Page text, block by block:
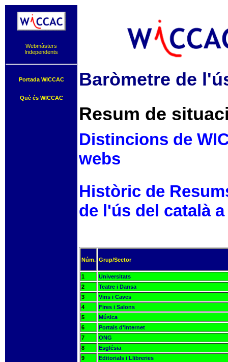
Webmàsters
Independents
Portada WICCAC
Què és WICCAC
Baròmetre de
Resum de
Distincions de
webs
Històric de
de l'ús del català
Núm. Grup/Sector
1
Universitats
2
Teatre i Dansa
3
Vins i Caves
4
Fires i Salons
5
Música
6
Portals d'Internet
7
ONG
8
Església
9
Editorials i Llibreries